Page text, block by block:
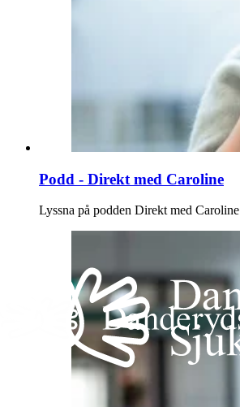
Podd - Direkt med Caroline
Lyssna på podden Direkt med Caroline